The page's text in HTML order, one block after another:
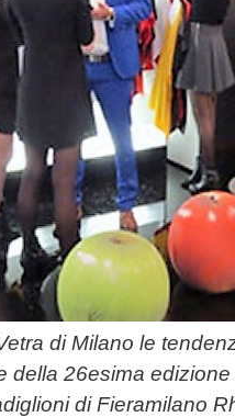
di Milano le
della 26esima
di Fieramilano